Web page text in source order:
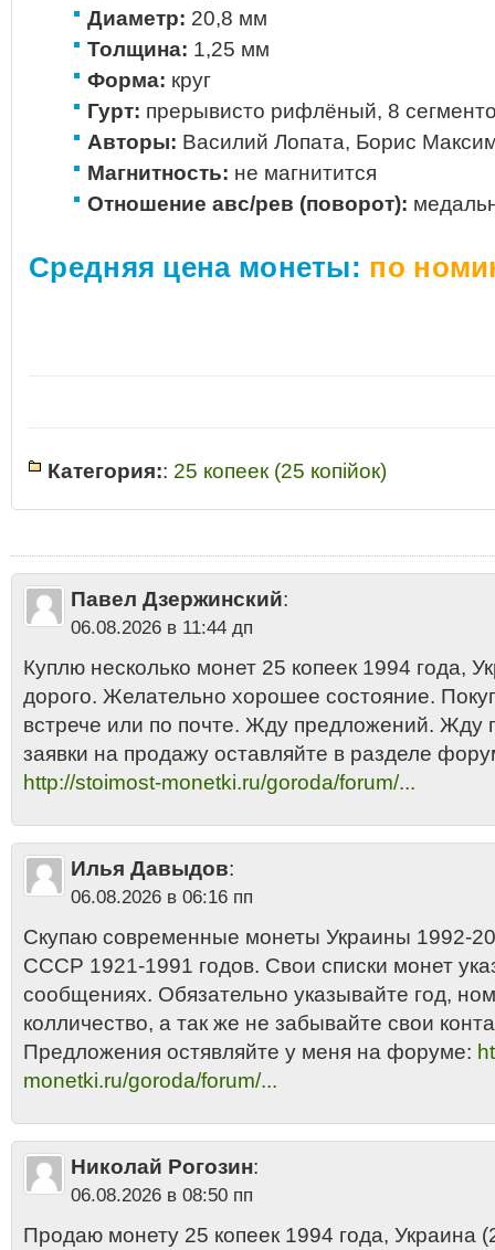
Диаметр: 20,8 мм
Толщина: 1,25 мм
Форма: круг
Гурт: прерывисто рифлёный, 8
Авторы: Василий Лопата, Борис
Магнитность: не магнитится
Отношение авс/рев (поворот):
Средняя цена монеты: по
Категория:: 25 копеек (25 копiйок)
копеек Украины 1994 года цена 2013•25 копеек Украины 1994 купить
•
Какая стоимость 25 копеек Украины 1994 года
аукцион
Павел Дзержинский:
06.08.2026 в 11:44 дп
Куплю несколько монет 25 копеек 1994 года,
дорого. Желательно хорошее состояние.
встрече или по почте. Жду предложений. Жду
заявки на продажу оставляйте в разделе
http://stoimost-monetki.ru/goroda/forum/...
Илья Давыдов:
06.08.2026 в 06:16 пп
Скупаю современные монеты Украины 1992-
СССР 1921-1991 годов. Свои списки монет
сообщениях. Обязательно указывайте год,
колличество, а так же не забывайте свои
Предложения остявляйте у меня на форуме:
monetki.ru/goroda/forum/...
Николай Рогозин:
06.08.2026 в 08:50 пп
Продаю монету 25 копеек 1994 года, Украина